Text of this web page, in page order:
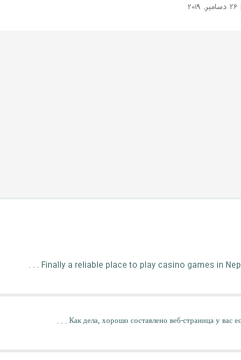
26 دسامبر, 2019
Finally a reliable place to play casino games in
Как дела, хорошо составлено веб-страница у вас